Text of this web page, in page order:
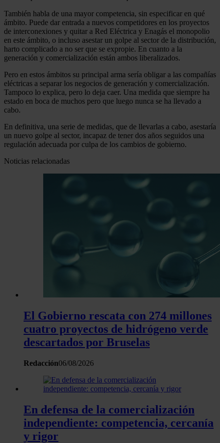
También habla de una mayor competencia, sin especificar en qué
ámbito. Puede dar entrada a nuevos competidores en los proyectos
de interconexiones y quitar a Red Eléctrica y Enagás el monopolio
en este ámbito, o incluso asestar un golpe al sector de la distribución,
harto complicado a no ser que se expropie. En cuanto a la
generación y comercialización están ambos liberalizados.
Pero en estos ámbitos su principal arma sería obligar a las compañías
eléctricas a separar los negocios de generación y comercialización.
Tampoco lo explica, pero lo deja caer. Una medida que siempre ha
estado en boca de muchos pero que luego nunca se ha llevado a
cabo.
En definitiva, una serie de medidas, que de llevarlas a cabo, asestaría
un nuevo golpe al sector, incapaz de tener dos años seguidos una
regulación adecuada por culpa de los cambios de gobierno.
Noticias relacionadas
El Gobierno rescata con 274 millones
cuatro proyectos de hidrógeno verde
descartados por Bruselas
Redacción06/08/2026
En defensa de la comercialización
independiente: competencia, cercanía
y rigor